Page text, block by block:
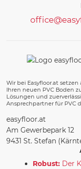
Wir bei Easyfloor.at
Ihren neuen PVC Boden
Lösungen und
Ansprechpartner für PVC
easyfloor.at
Am Gewerbepark 12
9431 St. Stefan
Robust: Der